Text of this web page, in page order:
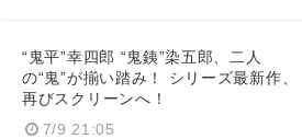
“鬼平”幸四郎 “鬼銕”染五郎、二人
の“鬼”が揃い踏み！ シリーズ最新作、
再びスクリーンへ！
7/9 21:05